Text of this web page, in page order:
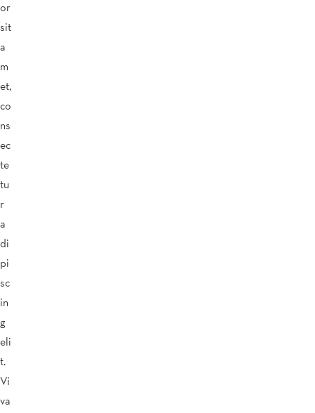
or
sit
a
m
et,
co
ns
ec
te
tu
r
a
di
pi
sc
in
g
eli
t.
Vi
va